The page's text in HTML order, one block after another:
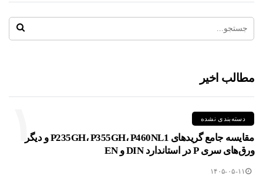
مطالب اخیر
۱ دسته‌بندی نشده
مقایسه جامع گریدهای P235GH، P355GH، P460NL1 و دیگر
ورق‌های سری P در استاندارد DIN و EN
۱۴۰۵-۰۵-۱۱